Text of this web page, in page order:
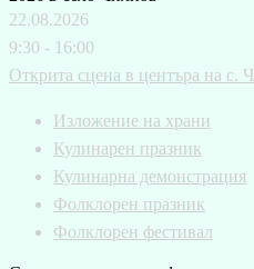
22.08.2026
9:30 - 16:00
Открита сцена в центъра на с.
Изложение на храни
Кулинарен празник
Кулинарна демонстрация
Фолклорен празник
Фолклорен фестивал